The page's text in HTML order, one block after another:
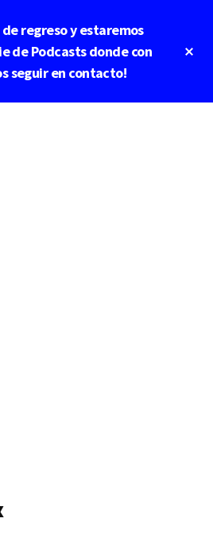
regreso y estaremos
de Podcasts donde con
seguir en contacto!